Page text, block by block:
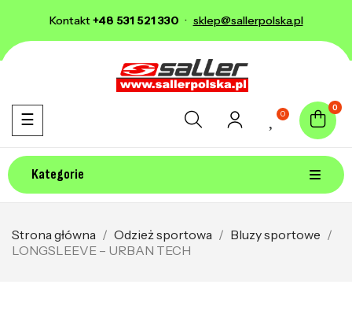
Kontakt+48 531 521 330 · sklep@sallerpolska.pl
0
0
Kategorie
Toggle navigation
☰
Strona główna Odzież sportowa
Bluzy sportowe
LONGSLEEVE – URBAN TECH